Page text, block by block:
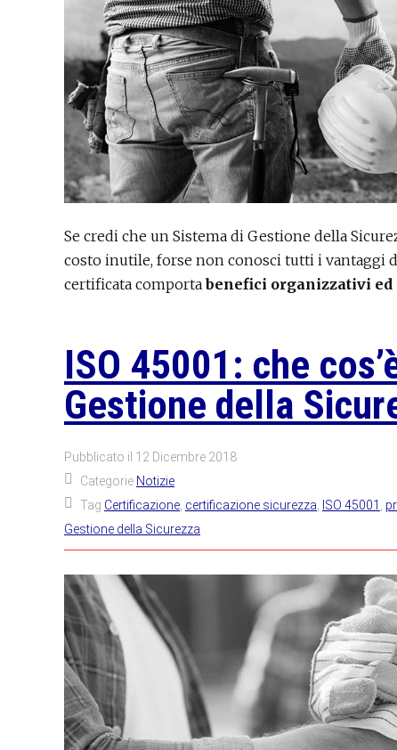
Se credi che un Sistema di Gestione della
costo inutile, forse non conosci tutti i vantaggi
certificata comportabenefici organizzativi ed
ISO 45001: che
Gestione della
Pubblicato il 12 Dicembre 2018
Categorie Notizie
Tag Certificazione certificazione sicurezza ISO 45001
Gestione della Sicurezza